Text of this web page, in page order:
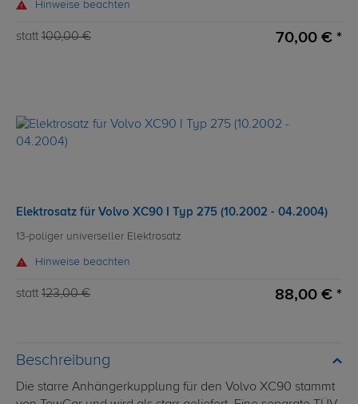
Hinweise beachten
statt 100,00 € 70,00 € *
Elektrosatz für Volvo XC90 I Typ 275 (10.2002 - 04.2004)
13-poliger universeller Elektrosatz
Hinweise beachten
statt 123,00 € 88,00 € *
Beschreibung
Die starre Anhängerkupplung für den Volvo XC90 stammt